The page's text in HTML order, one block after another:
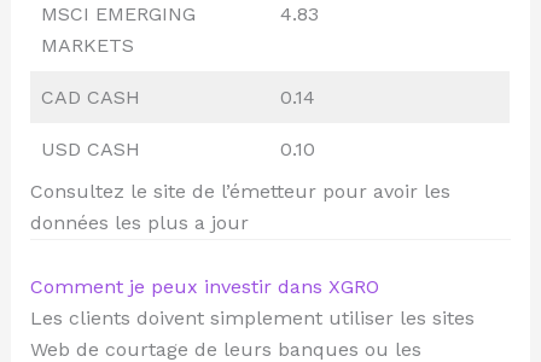
MSCI EMERGING
MARKETS
4.83
CAD CASH 0.14
USD CASH
0.10
Consultez le site de l’émetteur pour avoir les
données les plus a jour
Comment je peux investir dans XGRO
Les clients doivent simplement utiliser les sites
Web de courtage de leurs banques ou les